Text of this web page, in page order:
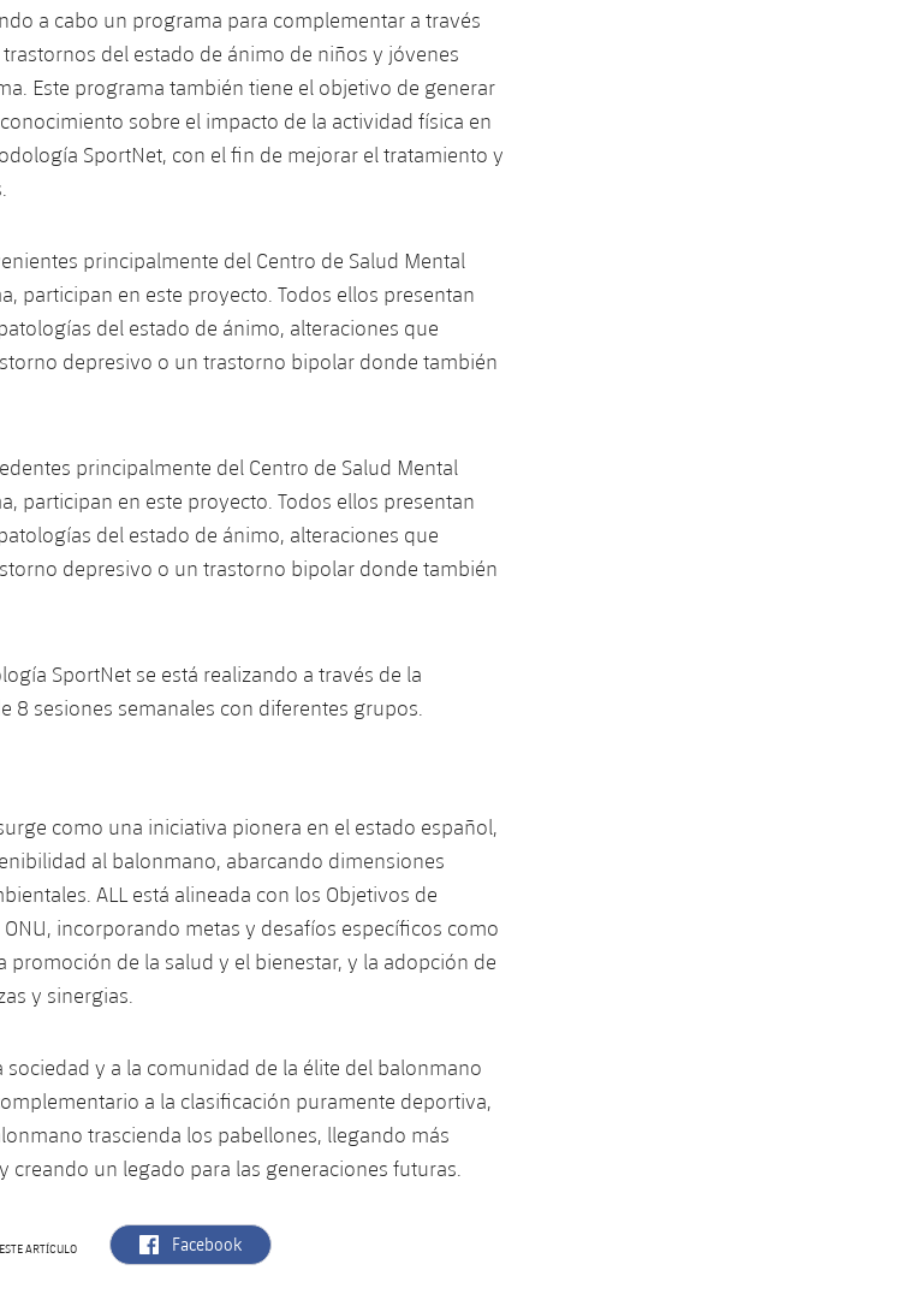
a cabo un programa para complementar a través
del estado de ánimo de niños y jóvenes
Este programa también tiene el objetivo de generar
sobre el impacto de la actividad física en
SportNet, con el fin de mejorar el tratamiento y
principalmente del Centro de Salud Mental
participan en este proyecto. Todos ellos presentan
del estado de ánimo, alteraciones que
depresivo o un trastorno bipolar donde también
principalmente del Centro de Salud Mental
participan en este proyecto. Todos ellos presentan
del estado de ánimo, alteraciones que
depresivo o un trastorno bipolar donde también
SportNet se está realizando a través de la
8 sesiones semanales con diferentes grupos.
surge como una iniciativa pionera en el estado español,
al balonmano, abarcando dimensiones
ALL está alineada con los Objetivos de
ONU, incorporando metas y desafíos específicos como
promoción de la salud y el bienestar, y la adopción de
y sinergias.
sociedad y a la comunidad de la élite del balonmano
a la clasificación puramente deportiva,
trascienda los pabellones, llegando más
creando un legado para las generaciones futuras.
ARTÍCULO label.aria.facebook
Facebook